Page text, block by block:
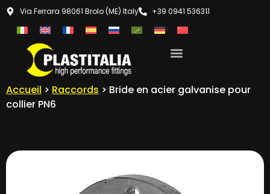
Via Ferrara 98061 Brolo (ME) Italy +39 0941 536311
Accueil > Raccords > Bride en acier galvanise pour
collier PN6